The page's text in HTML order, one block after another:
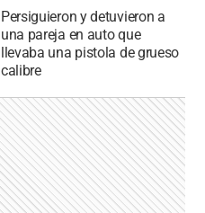
Persiguieron y detuvieron a
una pareja en auto que
llevaba una pistola de grueso
calibre